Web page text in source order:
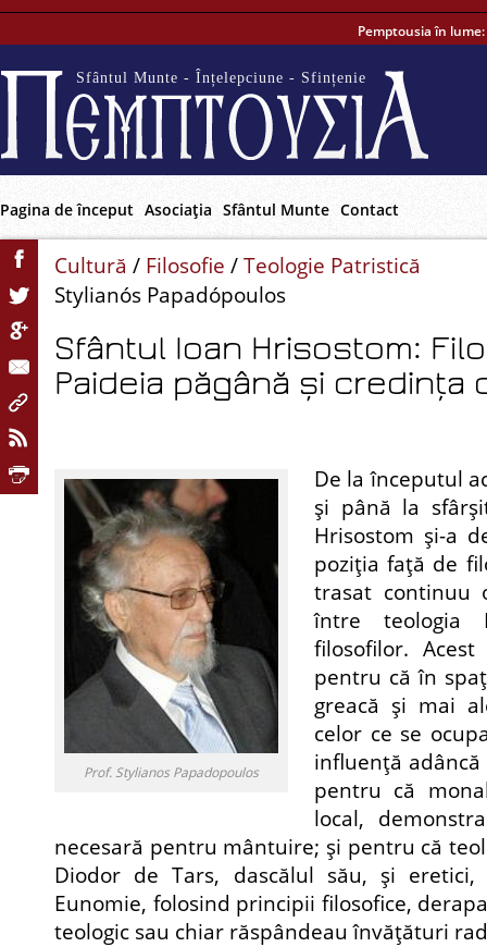
Pemptousia în lume:
Sfântul Munte - Înțelepciune - Sfințenie
Pagina de început Asociaţia Sfântul Munte Contact
Cultură / Filosofie /Teologie Patristică
Stylianós Papadópoulos
Sfântul Ioan Hrisostom:
Paideia păgână și credința
Prof. Stylianos Papadopoulos
De la începutul
şi până la
Hrisostom şi-a
poziţia faţă de
trasat continuu
între teologia
filosofilor.
pentru că în
greacă şi mai
celor ce se
influenţă
pentru că
local,
necesară pentru mântuire; şi pentru că
Diodor de Tars, dascălul său, şi
Eunomie, folosind principii filosofice,
teologic sau chiar răspândeau învăţături